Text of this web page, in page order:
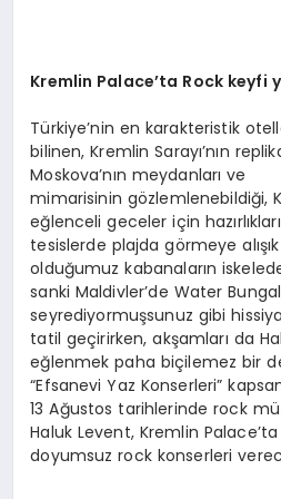
Kremlin Palace’ta Rock keyfi
Türkiye’nin en karakteristik
bilinen, Kremlin Sarayı’nın
Moskova’nın meydanları ve
mimarisinin gözlemlenebildiği,
eğlenceli geceler için
tesislerde plajda görmeye alışık
olduğumuz kabanaların
sanki Maldivler’de Water
seyrediyormuşsunuz gibi
tatil geçirirken, akşamları da
eğlenmek paha biçilemez bir
“Efsanevi Yaz Konserleri”
13 Ağustos tarihlerinde rock
Haluk Levent, Kremlin
doyumsuz rock konserleri